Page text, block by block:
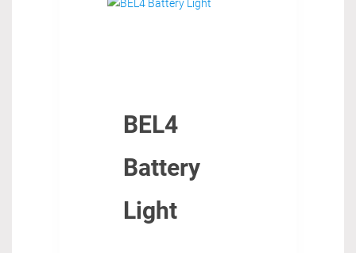
BEL4
Battery
Light